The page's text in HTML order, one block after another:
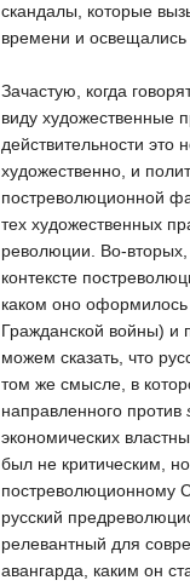
скандалы, которые
времени и освещались
Зачастую, когда
виду художественные
действительности это
художественно, и
постреволюционной
тех художественных
революции. Во-вторых,
контексте
каком оно
Гражданской войны) и
можем сказать, что
том же смысле, в
направленного против
экономических
был не критическим,
постреволюционному
русский
релевантный для
авангарда, каким он